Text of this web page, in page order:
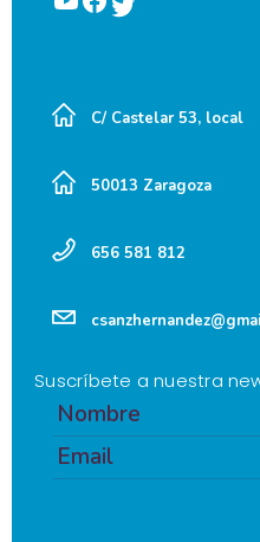
C/ Castelar 53, local
50013 Zaragoza
656 581 812
Suscríbete a nuestra